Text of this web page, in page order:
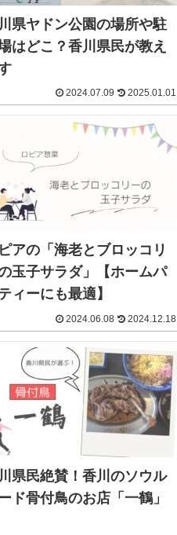
県ヤドン公園の場所や駐
はどこ？香川県民が教え
2024.07.09 2025.01.01
アの「海老とブロッコリ
玉子サラダ」【ホームパ
ィーにも最適】
2024.06.08 2024.12.18
県民絶賛！香川のソウル
ド骨付鳥のお店「一鶴」